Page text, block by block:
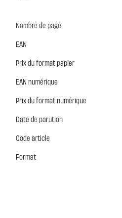
Nombre de page
EAN
Prix du format papier
EAN numérique
Prix du format numérique
Date de parution
Code article
Format